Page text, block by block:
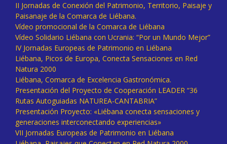
II Jornadas de Conexión del Patrimonio, Territorio, Paisaje y
Paisanaje de la Comarca de Liébana.
Vídeo promocional de la Comarca de Liébana
Vídeo Solidario Liébana con Ucrania: “Por un Mundo Mejor”
IV Jornadas Europeas de Patrimonio en Liébana
Liébana, Picos de Europa, Conecta Sensaciones en Red
Natura 2000
Liébana, Comarca de Excelencia Gastronómica.
Presentación del Proyecto de Cooperación LEADER “36
Rutas Autoguiadas NATUREA-CANTABRIA”
Presentación Proyecto: «Liébana conecta sensaciones y
generaciones interconectando experiencias»
VII Jornadas Europeas de Patrimonio en Liébana